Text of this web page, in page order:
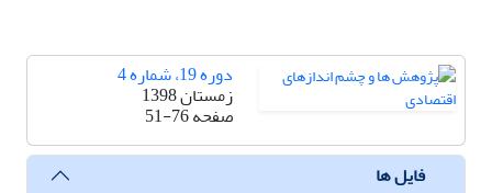
دوره 19، شماره 4
زمستان 1398
صفحه51-76
فایل ها